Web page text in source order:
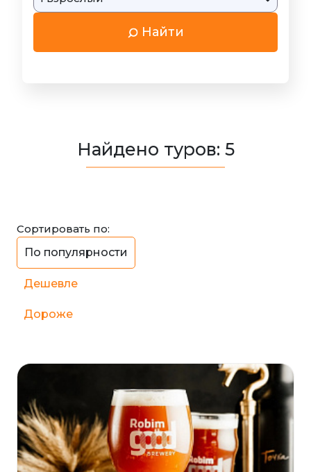
Найти
Найдено туров: 5
Сортировать по:
По популярности
Дешевле
Дороже